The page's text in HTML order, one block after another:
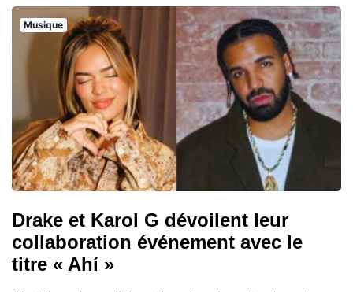
Musique
Drake et Karol G dévoilent leur
collaboration événement avec le
titre « Ahí »